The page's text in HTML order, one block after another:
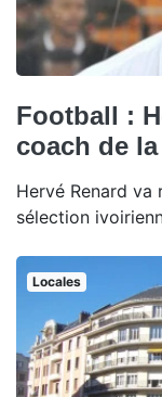
Football :
coach de
Hervé Renard va
sélection
Locales